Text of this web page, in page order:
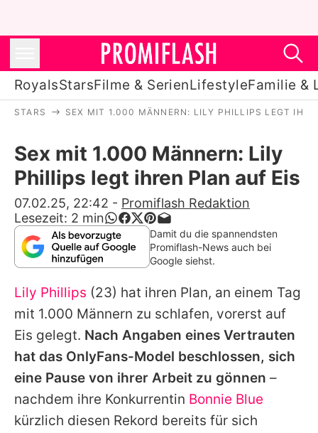
RoyalsStarsFilme & SerienLifestyleFamilie &
Stars
Filme & Serien
Lifestyle
Familie & Liebe
Alle Themen auf Promiflash
Jobs
App runterladen
Team
STARS SEX MIT 1.000 MÄNNERN: LILY PHILLIPS LEGT
Sex mit 1.000 Männern: Lily
Phillips legt ihren Plan auf Eis
07.02.25, 22:42 - Promiflash Redaktion
Lesezeit: 2 min
Damit du die spannendsten
Promiflash-News auch bei
Google siehst.
Lily Phillips (23) hat ihren Plan, an einem Tag
mit 1.000 Männern zu schlafen, vorerst auf
Eis gelegt. Nach Angaben eines Vertrauten
hat das OnlyFans-Model beschlossen, sich
eine Pause von ihrer Arbeit zu gönnen –
nachdem ihre Konkurrentin Bonnie Blue
kürzlich diesen Rekord bereits für sich